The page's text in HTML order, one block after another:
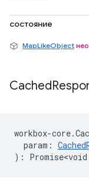
состояние
MapLikeObject
Cached
workbox-core.
param :
) : Promise<void